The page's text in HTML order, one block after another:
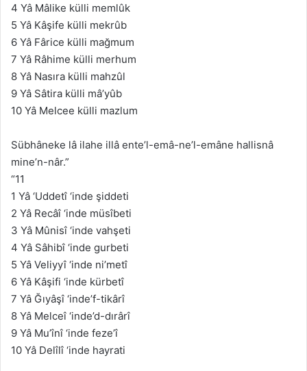
4 Yâ Mâlike külli memlûk
5 Yâ Kâşife külli mekrûb
6 Yâ Fârice külli mağmum
7 Yâ Râhime külli merhum
8 Yâ Nasıra külli mahzûl
9 Yâ Sâtira külli mâ’yûb
10 Yâ Melcee külli mazlum
Sübhâneke lâ ilahe illâ ente’l-emâ-ne’l-emâne hallisnâ
mine’n-nâr.”
“11
1 Yâ ‘Uddetî ‘inde şiddeti
2 Yâ Recâî ‘inde müsîbeti
3 Yâ Mûnisî ‘inde vahşeti
4 Yâ Sâhibî ‘inde gurbeti
5 Yâ Veliyyî ‘inde ni’metî
6 Yâ Kâşifi ‘inde kürbetî
7 Yâ Ğıyâşî ‘inde’f-tikârî
8 Yâ Melceî ‘inde’d-dırârî
9 Yâ Mu’înî ‘inde feze’î
10 Yâ Delîlî ‘inde hayrati